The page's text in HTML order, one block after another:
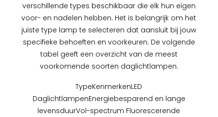
verschillende types beschikbaar die elk hun eigen
voor- en nadelen hebben. Het is belangrijk om het
juiste type lamp te selecteren dat aansluit bij jouw
specifieke behoeften en voorkeuren. De volgende
tabel geeft een overzicht van de meest
voorkomende soorten daglichtlampen.
TypeKenmerkenLED
DaglichtlampenEnergiebesparend en lange
levensduurVol-spectrum Fluorescerende